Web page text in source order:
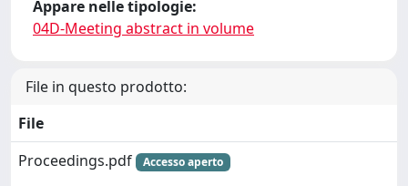
Appare nelle tipologie:
04D-Meeting abstract in volume
File in questo prodotto:
File
Proceedings.pdf
Accesso aperto